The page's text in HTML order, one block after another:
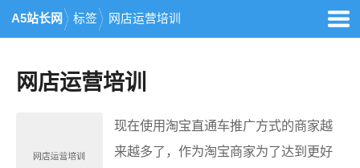
A5站长网 标签 网店运营培训
网店运营培训
现在使用淘宝直通车推广方式的商家越
来越多了，作为淘宝商家为了达到更好